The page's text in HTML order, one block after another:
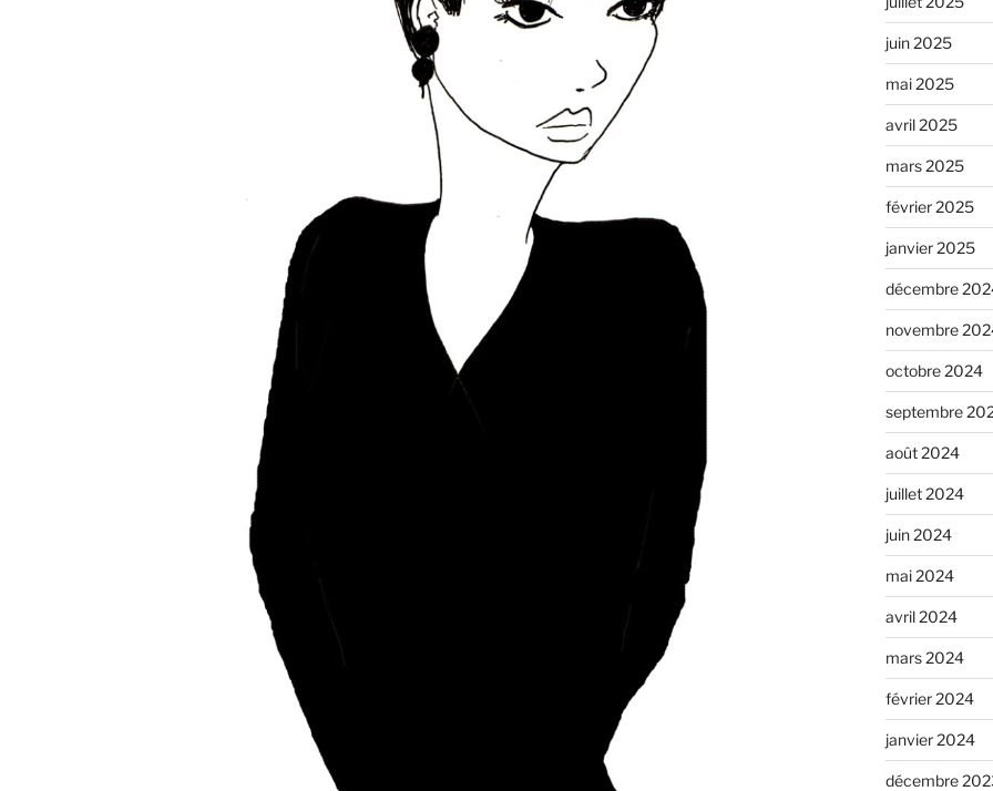
juin 2025
mai 2025
avril 2025
mars 2025
février 2025
janvier 2025
décembre
novembre
octobre 2024
septembre
août 2024
juillet 2024
juin 2024
mai 2024
avril 2024
mars 2024
février 2024
janvier 2024
décembre